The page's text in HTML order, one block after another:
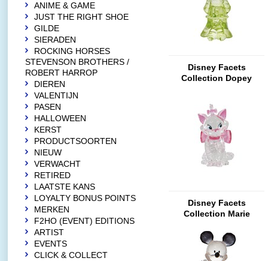
Disney Facets
Collection Dopey
Disney Facets
Collection Marie
ANIME & GAME
JUST THE RIGHT SHOE
GILDE
SIERADEN
ROCKING HORSES
STEVENSON BROTHERS /
ROBERT HARROP
DIEREN
VALENTIJN
PASEN
HALLOWEEN
KERST
PRODUCTSOORTEN
NIEUW
VERWACHT
RETIRED
LAATSTE KANS
LOYALTY BONUS POINTS
MERKEN
F2HO (EVENT) EDITIONS
ARTIST
EVENTS
CLICK & COLLECT